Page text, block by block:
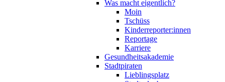
Was macht eigentlich?
Moin
Tschüss
Kinderreporter:innen
Reportage
Karriere
Gesundheitsakademie
Stadtpiraten
Lieblingsplatz